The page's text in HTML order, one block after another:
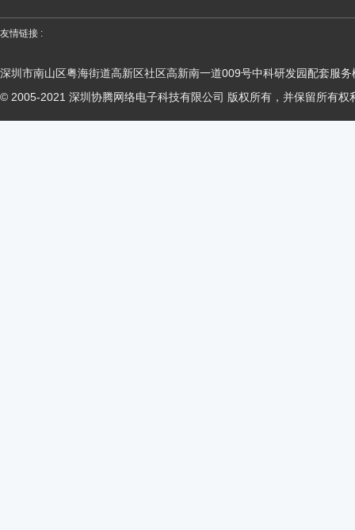
友情链接 :
深圳市南山区粤海街道高新区社区高新南一道009号中科研发园配套服务
© 2005-2021 深圳协腾网络电子科技有限公司 版权所有，并保留所有权